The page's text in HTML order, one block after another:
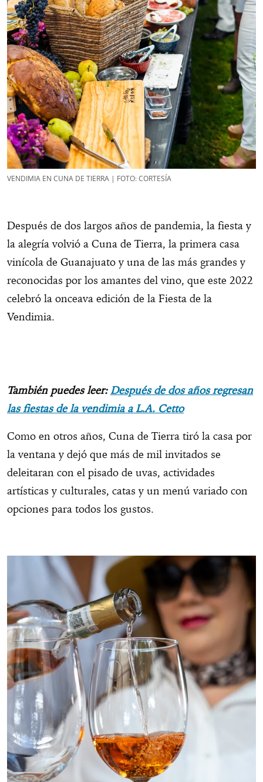
VENDIMIA EN CUNA DE TIERRA | FOTO: CORTESÍA
Después de dos largos años de pandemia, la fiesta y
la alegría volvió a Cuna de Tierra, la primera casa
vinícola de Guanajuato y una de las más grandes y
reconocidas por los amantes del vino, que este 2022
celebró la onceava edición de la Fiesta de la
Vendimia.
También puedes leer:Después de dos años regresan
las fiestas de la vendimia a L.A. Cetto
Como en otros años, Cuna de Tierra tiró la casa por
la ventana y dejó que más de mil invitados se
deleitaran con el pisado de uvas, actividades
artísticas y culturales, catas y un menú variado con
opciones para todos los gustos.